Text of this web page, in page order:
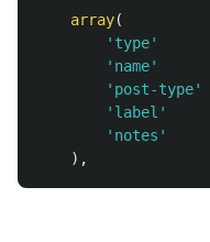
array(
'type'
'name'
'post-type'
'label'
'notes'
),